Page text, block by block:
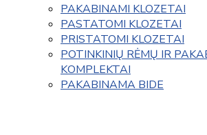
PAKABINAMI KLOZETAI
PASTATOMI KLOZETAI
PRISTATOMI KLOZETAI
POTINKINIŲ RĖMŲ IR
KOMPLEKTAI
PAKABINAMA BIDE